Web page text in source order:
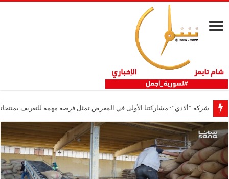
شركة “ألادي”: مشاركتنا الأولى في المعرض تمثل فرصة مهمة للتعريف